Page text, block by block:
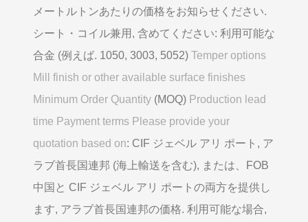
メートルトンあたりの価格をお知らせください.
シート・コイル兼用, 含めてください: 利用可能な
合金 (例えば. 1050, 3003, 5052) Temper options
Mill finish or other available surface finishes
Minimum Order Quantity (MOQ) Production lead
time Payment terms Please provide your
quotation based on: CIF ジェベル アリ ポート, ア
ラブ首長国連邦 (海上輸送を含む), または、FOB
中国と CIF ジェベル アリ ポートの両方を提供し
ます, アラブ首長国連邦の価格. 利用可能な場合,